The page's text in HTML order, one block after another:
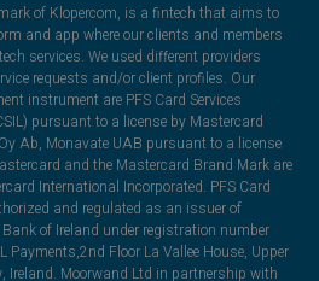
of Klopercom, is a fintech that aims to
and app where our clients and members
services. We used different providers
requests and/or client profiles. Our
instrument are PFS Card Services
pursuant to a license by Mastercard
Ab, Monavate UAB pursuant to a license
and the Mastercard Brand Mark are
International Incorporated. PFS Card
and regulated as an issuer of
of Ireland under registration number
Payments,2nd Floor La Vallee House, Upper
Ireland. Moorwand Ltd in partnership with